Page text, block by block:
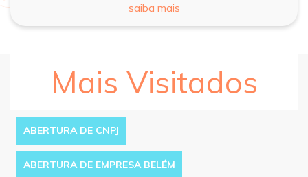
saiba mais
Mais Visitados
ABERTURA DE CNPJ
ABERTURA DE EMPRESA BELÉM